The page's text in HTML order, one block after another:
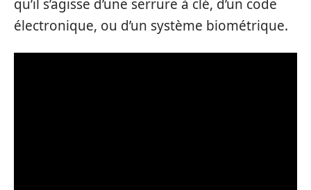
qu’il s’agisse d’une serrure à clé, d’un code
électronique, ou d’un système biométrique.